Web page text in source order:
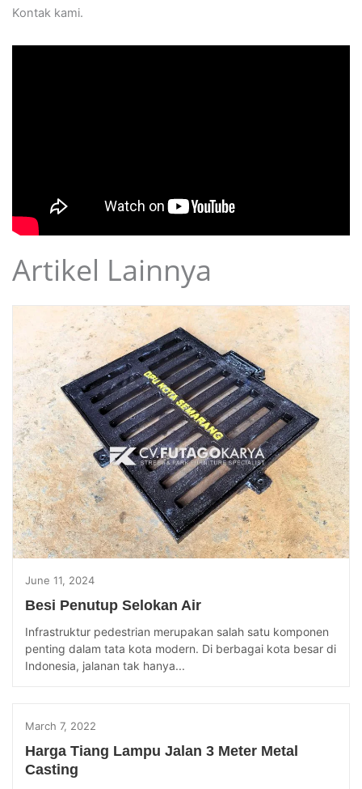
Kontak kami.
Artikel Lainnya
June 11, 2024
Besi Penutup Selokan Air
Infrastruktur pedestrian merupakan salah satu komponen
penting dalam tata kota modern. Di berbagai kota besar di
Indonesia, jalanan tak hanya...
March 7, 2022
Harga Tiang Lampu Jalan 3 Meter Metal
Casting